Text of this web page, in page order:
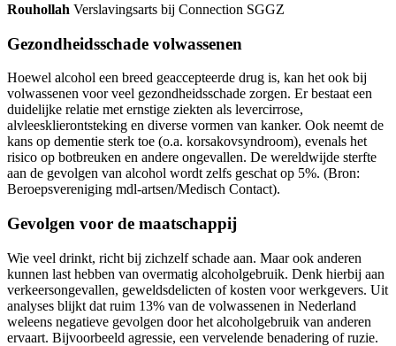
Rouhollah Verslavingsarts bij Connection SGGZ
Gezondheidsschade volwassenen
Hoewel alcohol een breed geaccepteerde drug is, kan het ook bij
volwassenen voor veel gezondheidsschade zorgen. Er bestaat een
duidelijke relatie met ernstige ziekten als levercirrose,
alvleesklierontsteking en diverse vormen van kanker. Ook neemt de
kans op dementie sterk toe (o.a. korsakovsyndroom), evenals het
risico op botbreuken en andere ongevallen. De wereldwijde sterfte
aan de gevolgen van alcohol wordt zelfs geschat op 5%. (Bron:
Beroepsvereniging mdl-artsen/Medisch Contact).
Gevolgen voor de maatschappij
Wie veel drinkt, richt bij zichzelf schade aan. Maar ook anderen
kunnen last hebben van overmatig alcoholgebruik. Denk hierbij aan
verkeersongevallen, geweldsdelicten of kosten voor werkgevers. Uit
analyses blijkt dat ruim 13% van de volwassenen in Nederland
weleens negatieve gevolgen door het alcoholgebruik van anderen
ervaart. Bijvoorbeeld agressie, een vervelende benadering of ruzie.